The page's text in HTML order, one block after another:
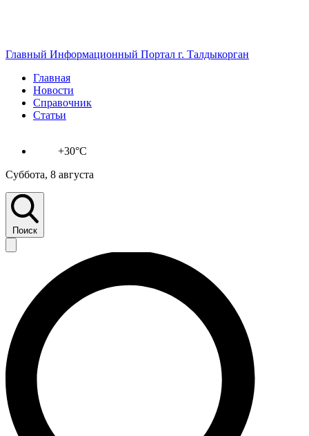
Главный Информационный Портал г. Талдыкорган
Главная
Новости
Справочник
Статьи
+30°C
Суббота, 8 августа
Поиск